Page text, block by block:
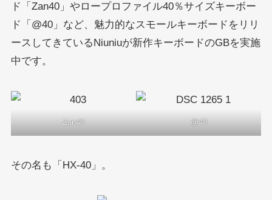
ド「Zan40」やロープロファイル40％サイズキーボー
ド「@40」など、魅力的なスモールキーボードをリリ
ースしてきているNiuniuが新作キーボードのGBを実施
中です。
Zan40 @40
その名も「HX-40」。